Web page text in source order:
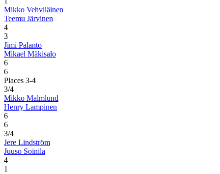
Mikko Vehviläinen
Teemu Järvinen
4
3
Jimi Palanto
Mikael Mäkisalo
6
6
Places 3-4
3/4
Mikko Malmlund
Henry Lampinen
6
6
3/4
Jere Lindström
Juuso Soinila
4
1